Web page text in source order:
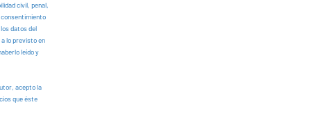
civil, penal,
datos del
lo previsto en
leído y
acepto la
que éste